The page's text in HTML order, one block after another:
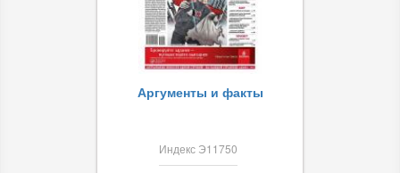
Аргументы и факты
Индекс Э11750